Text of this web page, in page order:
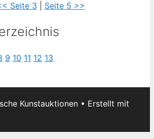
Seite 3 Seite 5 >>
9 10 11 12 13
Kunstauktionen • Erstellt mit